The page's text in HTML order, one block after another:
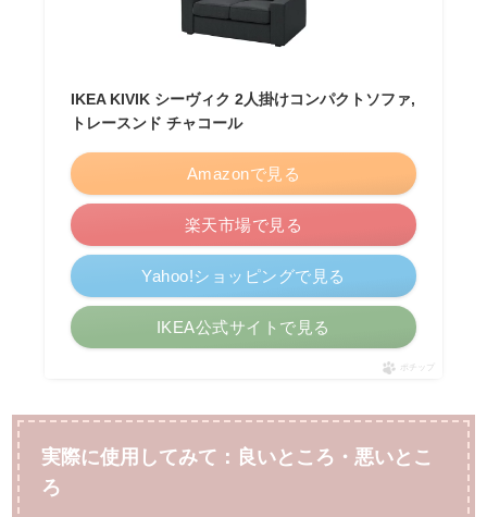
IKEA KIVIK シーヴィク 2人掛けコンパクトソファ,
トレースンド チャコール
Amazonで見る
楽天市場で見る
Yahoo!ショッピングで見る
IKEA公式サイトで見る
ポチップ
実際に使用してみて：良いところ・悪いとこ
ろ